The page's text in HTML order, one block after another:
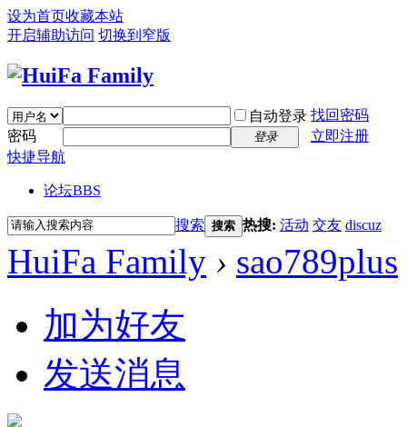
设为首页收藏本站
开启辅助访问 切换到窄版
自动登录 找回密码
密码
登录
立即注册
快捷导航
论坛BBS
搜索 搜索 热搜: 活动 交友 discuz
HuiFa Family › sao789plus
加为好友
发送消息